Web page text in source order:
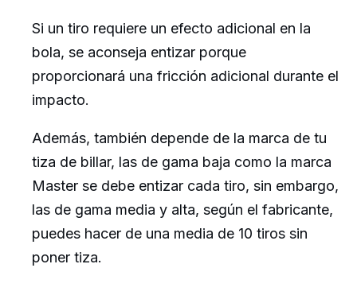
Si un tiro requiere un efecto adicional en la
bola, se aconseja entizar porque
proporcionará una fricción adicional durante el
impacto.
Además, también depende de la marca de tu
tiza de billar, las de gama baja como la marca
Master se debe entizar cada tiro, sin embargo,
las de gama media y alta, según el fabricante,
puedes hacer de una media de 10 tiros sin
poner tiza.